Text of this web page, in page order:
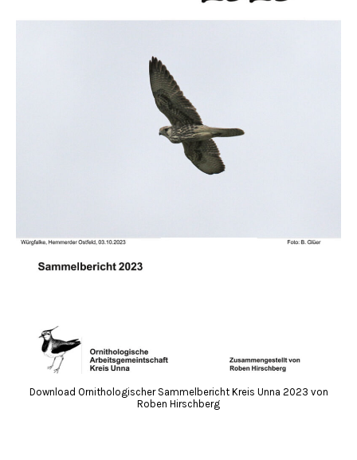
Download Ornithologischer Sammelbericht Kreis Unna 2023 von
Roben Hirschberg